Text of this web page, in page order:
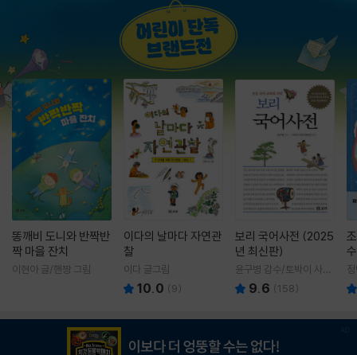
똥깨비 도니와 반짝반
짝 마을 잔치
이현아 글/핸짱 그림
이다의 날마다 자연관
찰
이다 글그림
10.0 (9)
보리 국어사전 (2025
년 최신판)
윤구병 감수/토박이 사전
편찬실 편
9.6 (158)